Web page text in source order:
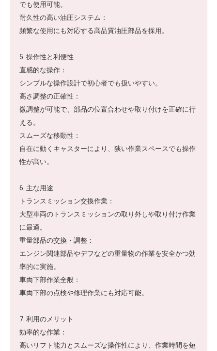
でも使用可能。
耐久性の高い油圧システム：
頻繁な使用にも対応する高品質油圧部品を採用。
5. 操作性と利便性
直感的な操作：
シンプルな操作設計で初心者でも扱いやすい。
高さ調整の正確性：
微調整が可能で、部品の位置合わせや取り付けを正確に行
える。
スムーズな移動性：
自在に動くキャスターにより、狭い作業スペースでも操作
性が高い。
6. 主な用途
トランスミッション交換作業：
大型車両のトランスミッションの取り外しや取り付け作業
に最適。
重量部品の交換・調整：
エンジン関連部品やデフなどの重量物の作業を安全かつ効
率的に実施。
車両下部作業全般：
車両下部の点検や修理作業にも対応可能。
7. 利用のメリット
効率的な作業：
高いリフト能力とスムーズな操作性により、作業時間を短